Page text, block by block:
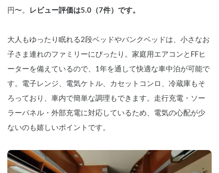
    Carstayの保険（免責20万：飛び石やパ
内）を準備しました。ぜひ他の車両と
「支払い総額」を比較してみてください
💁
    ※「必須保険」をオプションから選択
    ※「免責0円パック」と「NOC補償パ
ック」も任意選択可能です。
    ——————ハイシーズン料金—————
    3/27-29、4/3-5、GW、7/23-27、夏
休み（8/1-9/30）シルバーウィーク
日」ハイシーズンオプションの選択をお
願いしております。
円〜。
レビュー評価は5.0（7件）です。
大人もゆったり眠れる2段ベッドやバンクベッドは、小さなお
子さま連れのファミリーにぴったり。家庭用エアコンとFFヒ
ーターを備えているので、1年を通して快適な車中泊が可能で
す。電子レンジ、電気ケトル、カセットコンロ、冷蔵庫もそ
ろっており、車内で簡単な調理もできます。走行充電・ソー
ラーパネル・外部充電に対応しているため、電気の心配が少
ないのも嬉しいポイントです。